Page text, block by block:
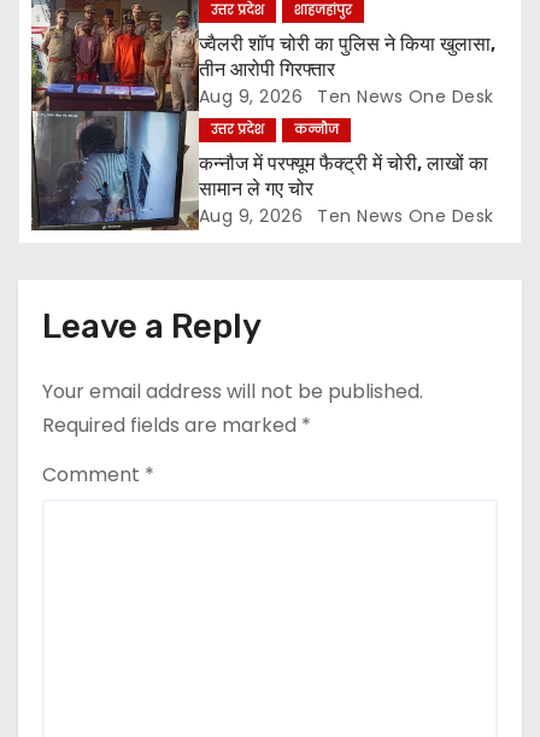
i
o
n
उत्तर प्रदेश शाहजहांपुर
ज्वैलरी शॉप चोरी का पुलिस ने किया खुलासा,
तीन आरोपी गिरफ्तार
Aug 9, 2026 Ten News One Desk
उत्तर प्रदेश कन्नौज
कन्नौज में परफ्यूम फैक्ट्री में चोरी, लाखों का
सामान ले गए चोर
Aug 9, 2026 Ten News One Desk
Leave a Reply
Your email address will not be published.
Required fields are marked *
Comment *